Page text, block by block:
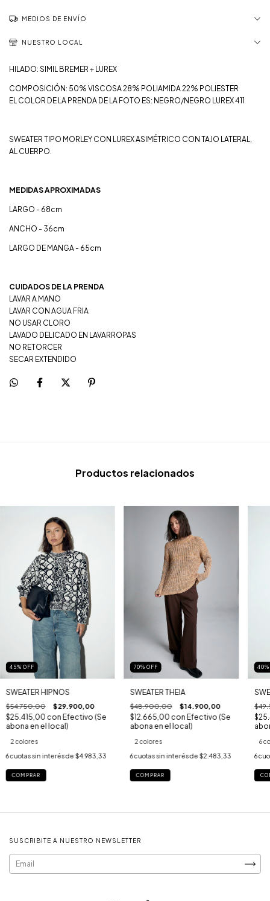
MEDIOS DE ENVÍO
NUESTRO LOCAL
HILADO: SIMIL BREMER + LUREX
COMPOSICIÓN: 50% VISCOSA 28% POLIAMIDA 22% POLIESTER
EL COLOR DE LA PRENDA DE LA FOTO ES: NEGRO/NEGRO LUREX 411
SWEATER TIPO MORLEY CON LUREX ASIMÉTRICO CON TAJO LATERAL,
AL CUERPO.
MEDIDAS APROXIMADAS
LARGO - 68cm
ANCHO - 36cm
LARGO DE MANGA - 65cm
CUIDADOS DE LA PRENDA
LAVAR A MANO
LAVAR CON AGUA FRIA
NO USAR CLORO
LAVADO DELICADO EN LAVARROPAS
NO RETORCER
SECAR EXTENDIDO
Productos relacionados
45% OFF
SWEATER HIPNOS
$54.750,00 $29.900,00
$25.415,00 con Efectivo (Se
abona en el local)
2 colores
6cuotas sin interés de $4.983,33
COMPRAR
70% OFF
SWEATER THEIA
$48.900,00 $14.900,00
$12.665,00 con Efectivo (Se
abona en el local)
2 colores
6cuotas sin interés de $2.483,33
COMPRAR
40
6
6
SUSCRIBITE A NUESTRO NEWSLETTER